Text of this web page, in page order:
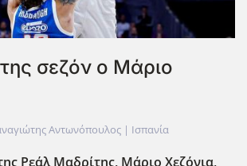
σεζόν ο Μάριο
Αντωνόπουλος | Ισπανία
Ρεάλ Μαδρίτης, Μάριο Χεζόνια,